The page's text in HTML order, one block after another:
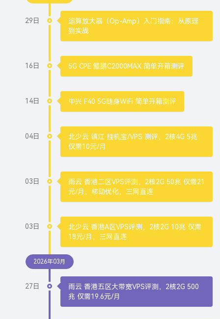
29日
运算放大器（Op-Amp）入门指南：从原理
到实战
16日 5G CPE 鲲鹏C2000MAX 简单开箱测评
14日 中兴 F40 5G随身WiFi 简单开箱测评
04日
北少云 镇江 挂机宝/VPS 测评，2核4G 5兆
仅需10元/月
03日
雨云 香港二区VPS评测，2核2G 50兆 仅需21
元/月，移动优化，三网直连
03日
北少云 香港A区VPS评测，2核2G 10兆 仅需
18元/月，三网直连
2026年03月
27日
雨云 香港五区大带宽VPS评测，2核2G 500
兆 仅需19.6元/月